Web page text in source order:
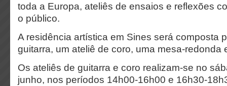
toda a Europa, ateliês de ensaios e reflexões
o público.
A residência artística em Sines será composta
guitarra, um ateliê de coro, uma mesa-redonda
Os ateliês de guitarra e coro realizam-se no
junho, nos períodos 14h00-16h00 e 16h30-